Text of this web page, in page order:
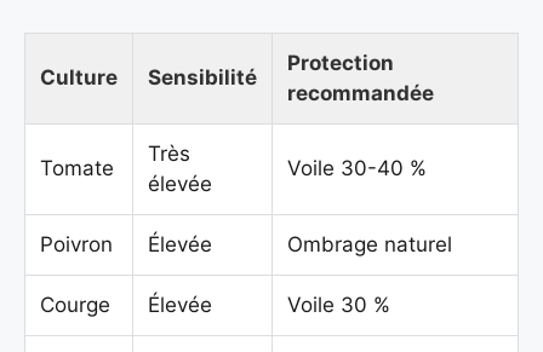
Culture Sensibilité
Protection
recommandée
Tomate
Très
élevée
Voile 30-40 %
Poivron Élevée Ombrage naturel
Courge Élevée Voile 30 %